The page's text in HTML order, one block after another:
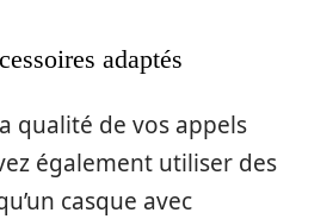
adaptés
qualité de vos appels
également utiliser des
casque avec